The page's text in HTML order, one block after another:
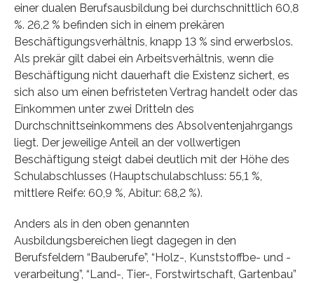
einer dualen Berufsausbildung bei durchschnittlich 60,8
%. 26,2 % befinden sich in einem prekären
Beschäftigungsverhältnis, knapp 13 % sind erwerbslos.
Als prekär gilt dabei ein Arbeitsverhältnis, wenn die
Beschäftigung nicht dauerhaft die Existenz sichert, es
sich also um einen befristeten Vertrag handelt oder das
Einkommen unter zwei Dritteln des
Durchschnittseinkommens des Absolventenjahrgangs
liegt. Der jeweilige Anteil an der vollwertigen
Beschäftigung steigt dabei deutlich mit der Höhe des
Schulabschlusses (Hauptschulabschluss: 55,1 %,
mittlere Reife: 60,9 %, Abitur: 68,2 %).
Anders als in den oben genannten
Ausbildungsbereichen liegt dagegen in den
Berufsfeldern “Bauberufe”, “Holz-, Kunststoffbe- und -
verarbeitung”, “Land-, Tier-, Forstwirtschaft, Gartenbau”